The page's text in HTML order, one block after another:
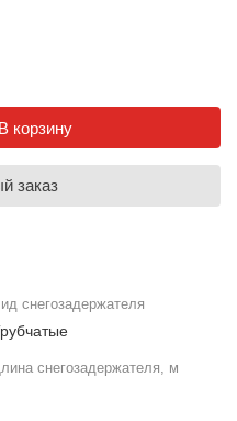
В корзину
заказ
снегозадержателя
снегозадержателя, м